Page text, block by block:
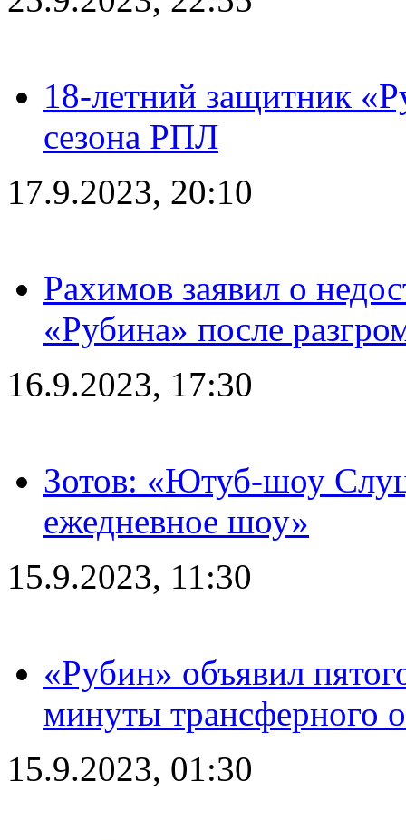
18-летний защитник
сезона РПЛ
17.9.2023, 20:10
Рахимов заявил о
«Рубина» после
16.9.2023, 17:30
Зотов: «Ютуб-шоу
ежедневное шоу»
15.9.2023, 11:30
«Рубин» объявил
минуты трансферного
15.9.2023, 01:30